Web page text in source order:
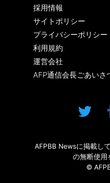
採用情報
サイトポリシー
プライバシーポリシー
利用規約
運営会社
AFP通信会長ごあいさ
AFPBB Newsに掲載し
の無断使用
©